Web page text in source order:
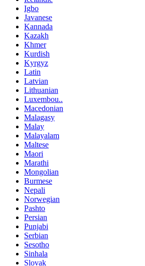
Igbo
Javanese
Kannada
Kazakh
Khmer
Kurdish
Kyrgyz
Latin
Latvian
Lithuanian
Luxembou..
Macedonian
Malagasy
Malay
Malayalam
Maltese
Maori
Marathi
Mongolian
Burmese
Nepali
Norwegian
Pashto
Persian
Punjabi
Serbian
Sesotho
Sinhala
Slovak